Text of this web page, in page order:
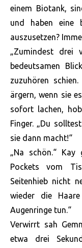
einem Biotank,
und haben eine
auszusetzen?
„Zumindest drei
bedeutsamen
zuzuhören
ärgern, wenn sie
sofort lachen,
Finger. „Du
sie dann macht!“
„Na schön.“
Pockets vom
Seitenhieb nicht
wieder die
Augenringe tun.“
Verwirrt sah
etwa drei